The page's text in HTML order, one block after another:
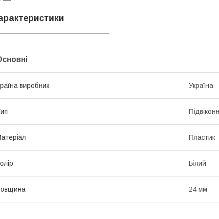
виробник Україна
Пластик
Білий
24 мм